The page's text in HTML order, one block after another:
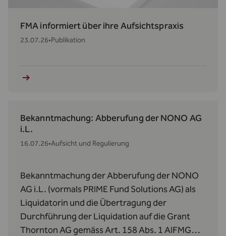
FMA informiert über ihre Aufsichtspraxis
23.07.26•Publikation
Bekanntmachung: Abberufung der NONO AG
i.L.
16.07.26•Aufsicht und Regulierung
Bekanntmachung der Abberufung der NONO
AG i.L. (vormals PRIME Fund Solutions AG) als
Liquidatorin und die Übertragung der
Durchführung der Liquidation auf die Grant
Thornton AG gemäss Art. 158 Abs. 1 AIFMG